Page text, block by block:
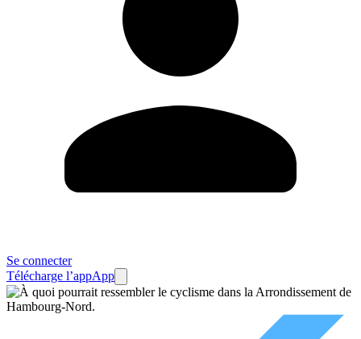
Se connecter
Télécharge l’appApp